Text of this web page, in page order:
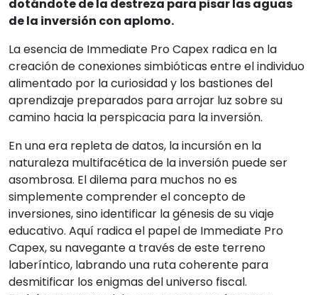
dotándote de la destreza para pisar las aguas
de la inversión con aplomo.
La esencia de Immediate Pro Capex radica en la
creación de conexiones simbióticas entre el individuo
alimentado por la curiosidad y los bastiones del
aprendizaje preparados para arrojar luz sobre su
camino hacia la perspicacia para la inversión.
En una era repleta de datos, la incursión en la
naturaleza multifacética de la inversión puede ser
asombrosa. El dilema para muchos no es
simplemente comprender el concepto de
inversiones, sino identificar la génesis de su viaje
educativo. Aquí radica el papel de Immediate Pro
Capex, su navegante a través de este terreno
laberíntico, labrando una ruta coherente para
desmitificar los enigmas del universo fiscal.